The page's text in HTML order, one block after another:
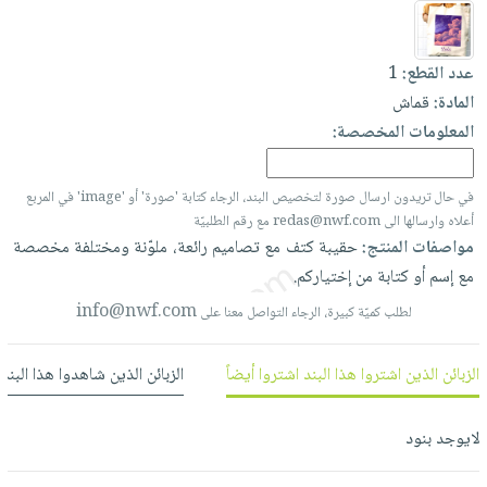
العناية
بالأسنان
الحمية
والتغذية
أدوات
المائدة
الأوعية
والتخزين
أدوات
المطبخ
الأكثر
مبيعاً
العودة
للمدارس
اكسسوارات
اكسسوارات
منزلية
اكسسوارات
ملابس
حقائب
حلي
عناية
بالذات
شحن
مجاني
بنود
مختارة
اشتراكات
كل
الاشتراكات
صندوق
القراءة
iKitab
بحث
متقدم
نيل
عن
الشركة
الشركة
حسابك
الأمنيات
عدد القطع:1
المادة:قماش
المعلومات المخصصة:
في حال تريدون ارسال صورة لتخصيص البند، الرجاء كتابة 'صورة' أو 'image' في المربع
أعلاه وارسالها الى redas@nwf.com مع رقم الطلبيّة
مواصفات المنتج:حقيبةكتف معتصاميم رائعة، ملوّنة ومختلفة مخصصة
معإسمأوكتابة منإختياركم.
لطلب كميّة كبيرة، الرجاء التواصل معنا علىinfo@nwf.com
الزبائن الذين اشتروا هذا البند اشتروا أيضاً الزبائن الذين شاهدوا هذا
لايوجد بنود